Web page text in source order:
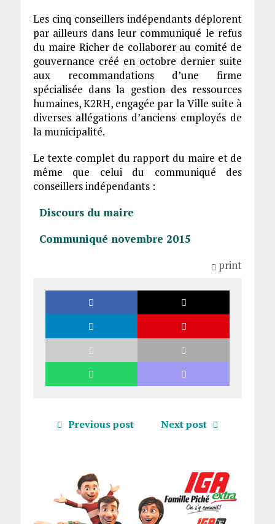
Les cinq conseillers indépendants déplorent
par ailleurs dans leur communiqué le refus
du maire Richer de collaborer au comité de
gouvernance créé en octobre dernier suite
aux recommandations d’une firme
spécialisée dans la gestion des ressources
humaines, K2RH, engagée par la Ville suite à
diverses allégations d’anciens employés de
la municipalité.
Le texte complet du rapport du maire et de
même que celui du communiqué des
conseillers indépendants :
Discours du maire
Communiqué novembre 2015
print
Previous post Next post